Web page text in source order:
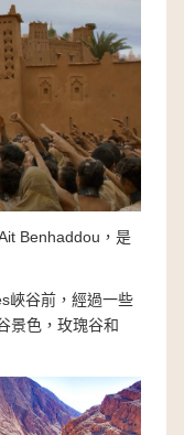
Benhaddou，是
峽谷前，經過一些
景色，玫瑰谷和